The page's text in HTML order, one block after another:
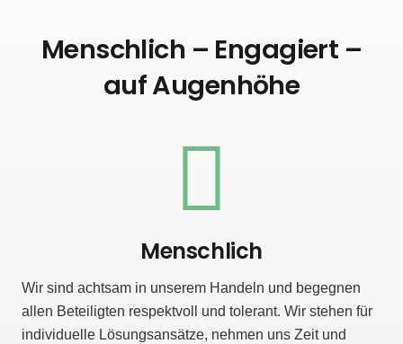
Menschlich – Engagiert –
auf Augenhöhe
Menschlich
Wir sind achtsam in unserem Handeln und begegnen
allen Beteiligten respektvoll und tolerant. Wir stehen für
individuelle Lösungsansätze, nehmen uns Zeit und